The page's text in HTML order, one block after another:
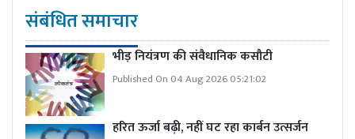
संबंधित समाचार
भीड़ नियंत्रण की संवैधानिक कसौटी
Published On 04 Aug 2026 05:21:02
हरित ऊर्जा बढ़ी, नहीं घट रहा कार्बन उत्सर्जन